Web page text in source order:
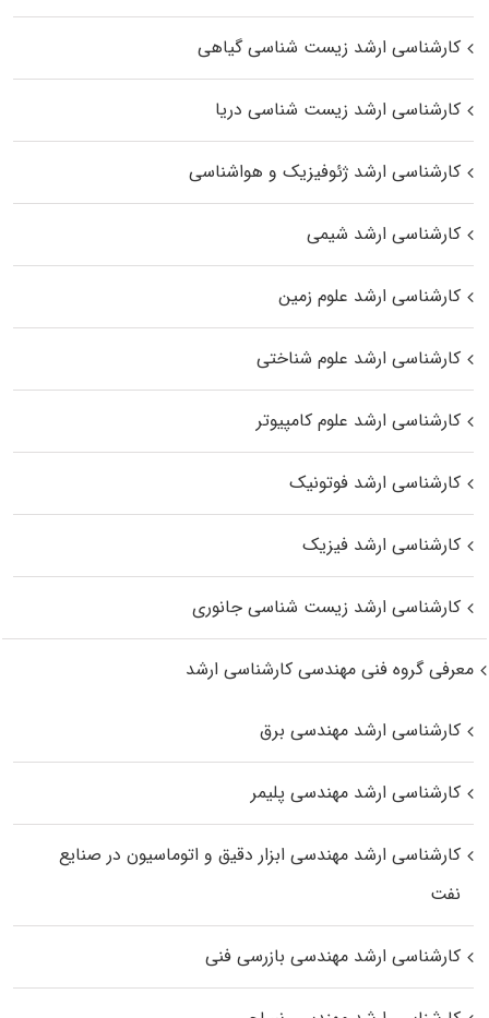
کارشناسی ارشد زیست‌ شناسی گیاهی
کارشناسی ارشد زیست‌ شناسی دریا
کارشناسی ارشد ژئوفیزیک و هواشناسی
کارشناسی ارشد شیمی
کارشناسی ارشد علوم زمین
کارشناسی ارشد علوم شناختی
کارشناسی ارشد علوم کامپیوتر
کارشناسی ارشد فوتونیک
کارشناسی ارشد فیزیک
کارشناسی ارشد زیست‌ شناسی جانوری
معرفی گروه فنی مهندسی کارشناسی ارشد
کارشناسی ارشد مهندسی برق
کارشناسی ارشد مهندسی پلیمر
کارشناسی ارشد مهندسی ابزار دقیق و اتوماسیون در صنایع
نفت
کارشناسی ارشد مهندسی بازرسی فنی